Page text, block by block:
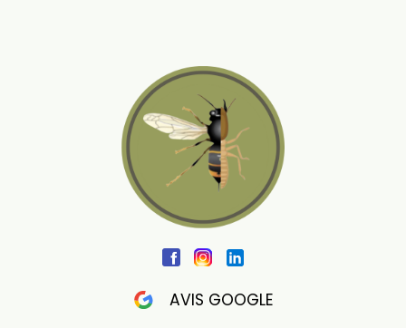
AVIS GOOGLE